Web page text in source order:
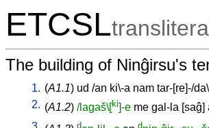
ETCSL
The building of Ninĝirsu's
1. (A1.1) ud /an ki\-a nam tar-[re]-/da\
2. (A1.2) /lagaš\[ki]-e me gal-la [saĝ]
d d